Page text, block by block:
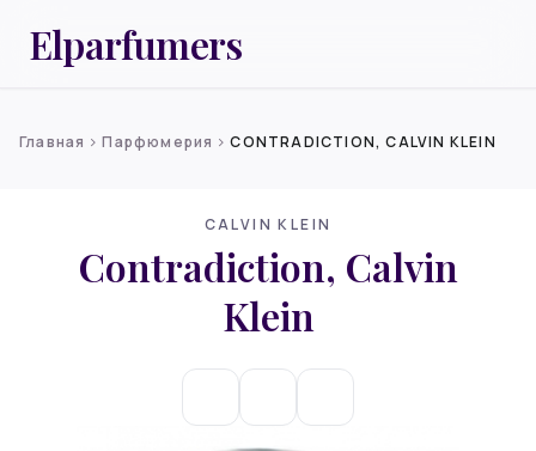
Elparfumers
Главная chevron_rightПарфюмерия chevron_rightCONTRADICTION, CALVIN KLEIN
CALVIN KLEIN
Contradiction, Calvin
Klein